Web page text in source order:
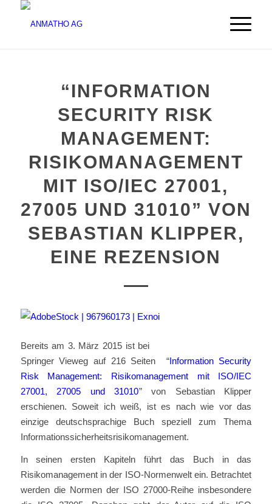
“INFORMATION
SECURITY RISK
MANAGEMENT:
RISIKOMANAGEMENT
MIT ISO/IEC 27001,
27005 UND 31010” VON
SEBASTIAN KLIPPER,
EINE REZENSION
Bereits am 3. März 2015 ist bei
Springer Vieweg auf 216 Seiten “Information Security
Risk Management: Risikomanagement mit ISO/IEC
27001, 27005 und 31010” von Sebastian Klipper
erschienen. Soweit ich weiß, ist es nach wie vor das
einzige deutschsprachige Buch speziell zum Thema
Informationssicherheitsrisikomanagement.
In seinen ersten Kapiteln führt das Buch in das
Risikomanagement in der ISO-Normenwelt ein. Betrachtet
werden die Normen der ISO 27000-Reihe insbesondere